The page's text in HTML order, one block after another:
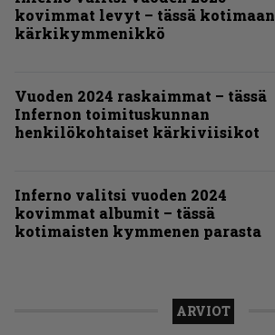
kovimmat levyt – tässä kotimaan
kärkikymmenikkö
Vuoden 2024 raskaimmat – tässä
Infernon toimituskunnan
henkilökohtaiset kärkiviisikot
Inferno valitsi vuoden 2024
kovimmat albumit – tässä
kotimaisten kymmenen parasta
ARVIOT